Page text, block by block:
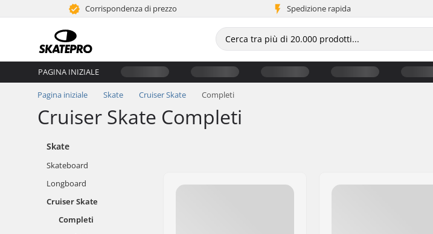
Corrispondenza di prezzo Spedizione rapida
PAGINA INIZIALE
Pagina iniziale Skate Cruiser Skate Completi
Cruiser Skate Completi
Skate
Skateboard
Longboard
Cruiser Skate
Completi